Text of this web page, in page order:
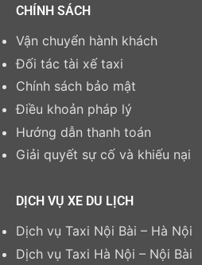
CHÍNH SÁCH
Vận chuyển hành khách
Đối tác tài xế taxi
Chính sách bảo mật
Điều khoản pháp lý
Hướng dẫn thanh toán
Giải quyết sự cố và khiếu nại
DỊCH VỤ XE DU LỊCH
Dịch vụ Taxi Nội Bài – Hà Nội
Dịch vụ Taxi Hà Nội – Nội Bài